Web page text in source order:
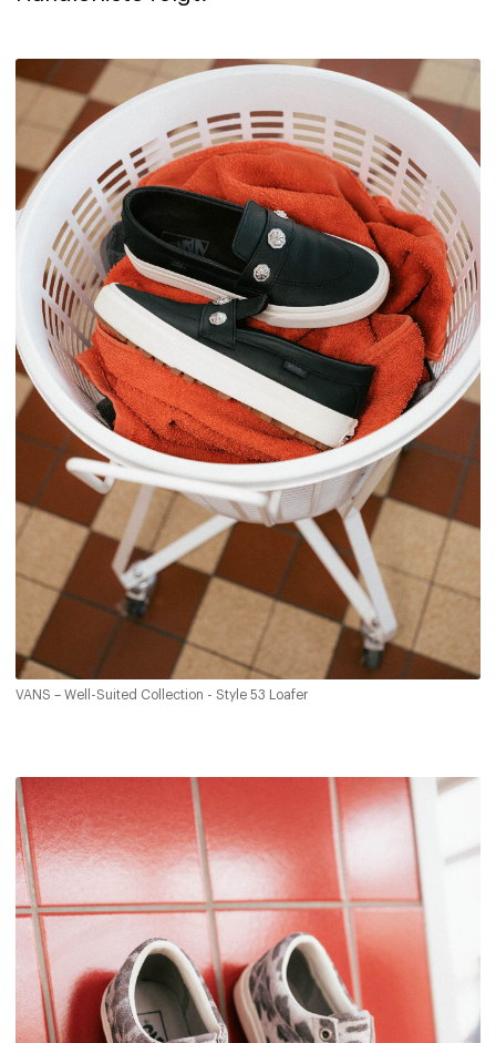
VANS – Well-Suited Collection - Style 53 Loafer